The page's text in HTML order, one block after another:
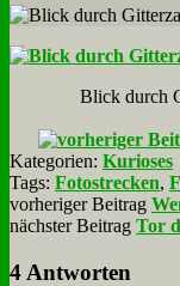
Blick durch
Kategorien: Kurioses
Tags: Fotostrecken,
vorheriger Beitrag
nächster Beitrag Tor
4 Antworten